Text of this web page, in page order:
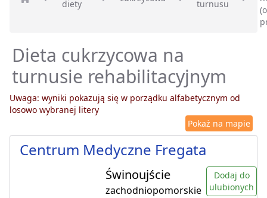
Strona główna
diety
turnusu
Dieta cukrzycowa na
turnusie rehabilitacyjnym
Uwaga: wyniki pokazują się w porządku alfabetycznym od
losowo wybranej litery
Pokaż na mapie
Centrum Medyczne Fregata
Świnoujście
zachodniopomorskie
Dodaj do
ulubionych